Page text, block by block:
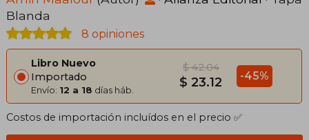
Blanda
8 opiniones
Libro Nuevo
Importado
Envío: 12 a 18 días háb.
$ 42.04
$ 23.12 -45%
Costos de importación incluídos en el precio ✅